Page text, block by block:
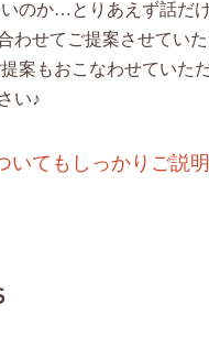
のか…とりあえず話だ
わせてご提案させていた
案もおこなわせていただ
い♪
てもしっかりご説